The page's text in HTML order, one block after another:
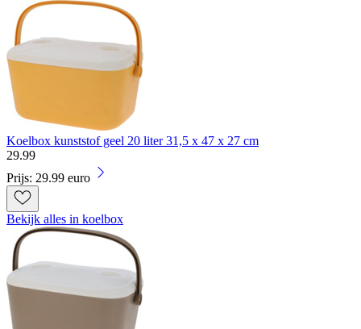
Koelbox kunststof geel 20 liter 31,5 x 47 x 27 cm
29.99
Prijs: 29.99 euro
Bekijk alles in koelbox